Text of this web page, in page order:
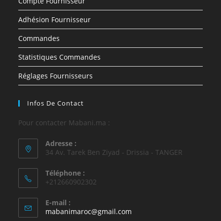
Adhésion Fournisseur
Commandes
Statistiques Commandes
Réglages Fournisseurs
Infos De Contact
Pour contacter Mabani.ma :
Adresse :
34 Av. Tarek Ben Ziyad - Drissia - TANGER
Téléphone :
+212660902302
E-mail :
mabanimaroc@gmail.com